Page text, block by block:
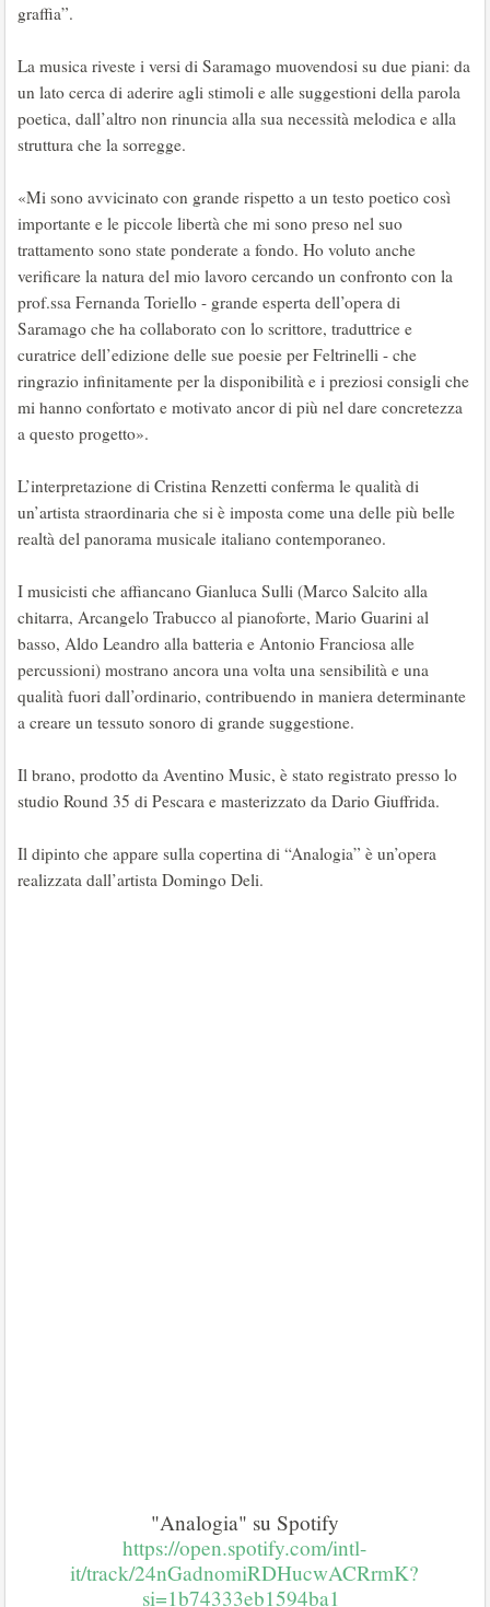
graffia”.
La musica riveste i versi di Saramago muovendosi su due piani: da
un lato cerca di aderire agli stimoli e alle suggestioni della parola
poetica, dall’altro non rinuncia alla sua necessità melodica e alla
struttura che la sorregge.
«Mi sono avvicinato con grande rispetto a un testo poetico così
importante e le piccole libertà che mi sono preso nel suo
trattamento sono state ponderate a fondo. Ho voluto anche
verificare la natura del mio lavoro cercando un confronto con la
prof.ssa Fernanda Toriello - grande esperta dell’opera di
Saramago che ha collaborato con lo scrittore, traduttrice e
curatrice dell’edizione delle sue poesie per Feltrinelli - che
ringrazio infinitamente per la disponibilità e i preziosi consigli che
mi hanno confortato e motivato ancor di più nel dare concretezza
a questo progetto».
L’interpretazione di Cristina Renzetti conferma le qualità di
un’artista straordinaria che si è imposta come una delle più belle
realtà del panorama musicale italiano contemporaneo.
I musicisti che affiancano Gianluca Sulli (Marco Salcito alla
chitarra, Arcangelo Trabucco al pianoforte, Mario Guarini al
basso, Aldo Leandro alla batteria e Antonio Franciosa alle
percussioni) mostrano ancora una volta una sensibilità e una
qualità fuori dall’ordinario, contribuendo in maniera determinante
a creare un tessuto sonoro di grande suggestione.
Il brano, prodotto da Aventino Music, è stato registrato presso lo
studio Round 35 di Pescara e masterizzato da Dario Giuffrida.
Il dipinto che appare sulla copertina di “Analogia” è un’opera
realizzata dall’artista Domingo Deli.
"Analogia" su Spotify
https://open.spotify.com/intl-
it/track/24nGadnomiRDHucwACRrmK?
si=1b74333eb1594ba1